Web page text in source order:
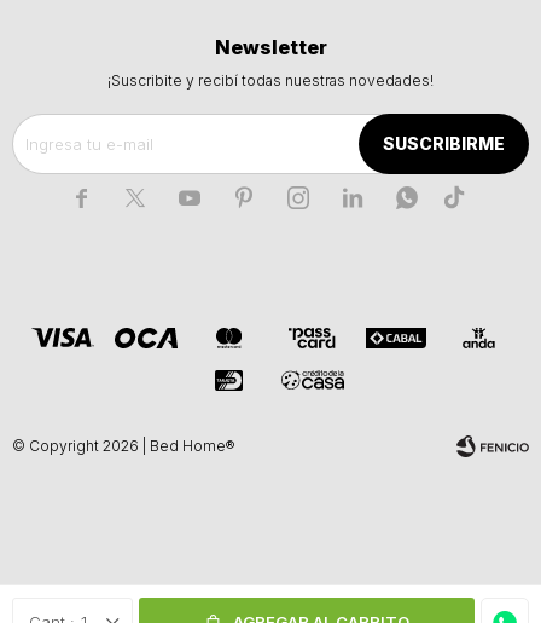
Newsletter
¡Suscribite y recibí todas nuestras novedades!
SUSCRIBIRME
      
© Copyright 2026 | Bed Home®
Fenicio